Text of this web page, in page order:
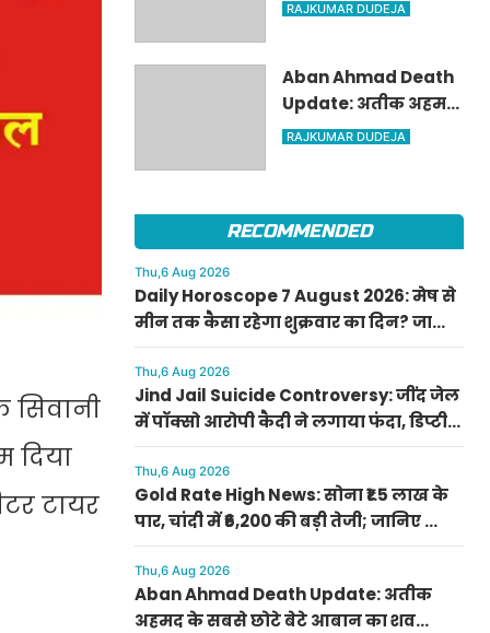
दिया
टायर
RAJKUMAR DUDEJA
Aban Ahmad Death
Update: अतीक अहमद
के सबसे छोटे बेटे आबान
RAJKUMAR DUDEJA
RECOMMENDED
Thu,6 Aug 2026
Daily Horoscope 7 August 2026: मेष से
मीन तक कैसा रहेगा शुक्रवार का दिन? जानिए
अपना आज का राशिफल
Thu,6 Aug 2026
Jind Jail Suicide Controversy: जींद जेल
में पॉक्सो आरोपी कैदी ने लगाया फंदा, डिप्टी
सुपरिंटेंडेंट समेत 4 पर केस दर्ज
Thu,6 Aug 2026
Gold Rate High News: सोना ₹1.5 लाख के
पार, चांदी में ₹6,200 की बड़ी तेजी; जानिए क्यों
अचानक बढ़ गए रेट
Thu,6 Aug 2026
Aban Ahmad Death Update: अतीक
अहमद के सबसे छोटे बेटे आबान का शव